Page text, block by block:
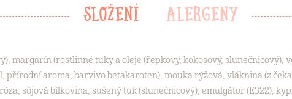
SLOŽENÍ ALERGENY
margarín (rostlinné tuky a oleje (řepkový, kokosový, slunečnicový),
přírodní aroma, barvivo betakaroten), mouka rýžová, vláknina (z
sójová bílkovina, sušený tuk (slunečnicový), emulgátor (E322),